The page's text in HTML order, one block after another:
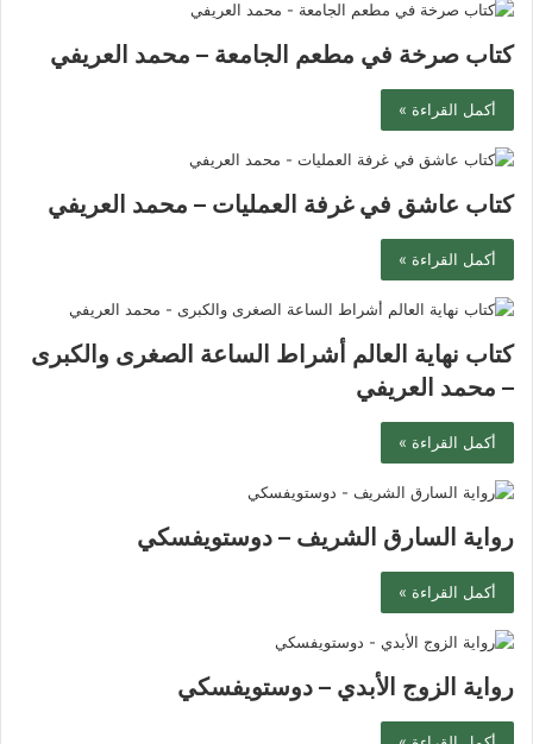
كتاب صرخة في مطعم الجامعة – محمد العريفي
أكمل القراءة »
كتاب عاشق في غرفة العمليات – محمد العريفي
أكمل القراءة »
كتاب نهاية العالم أشراط الساعة الصغرى والكبرى
– محمد العريفي
أكمل القراءة »
رواية السارق الشريف – دوستويفسكي
أكمل القراءة »
رواية الزوج الأبدي – دوستويفسكي